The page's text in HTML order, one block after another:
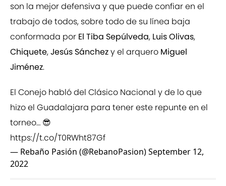
son la mejor defensiva y que puede confiar en el
trabajo de todos, sobre todo de su línea baja
conformada por El Tiba Sepúlveda, Luis Olivas,
Chiquete,Jesús Sánchezy el arquero Miguel
Jiménez.
El Conejo habló del Clásico Nacional y de lo que
hizo el Guadalajara para tener este repunte en el
torneo… 😎
https://t.co/T0RWht87Gf
— Rebaño Pasión (@RebanoPasion)September 12,
2022